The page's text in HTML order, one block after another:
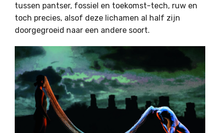
tussen pantser, fossiel en toekomst-tech, ruw en
toch precies, alsof deze lichamen al half zijn
doorgegroeid naar een andere soort.